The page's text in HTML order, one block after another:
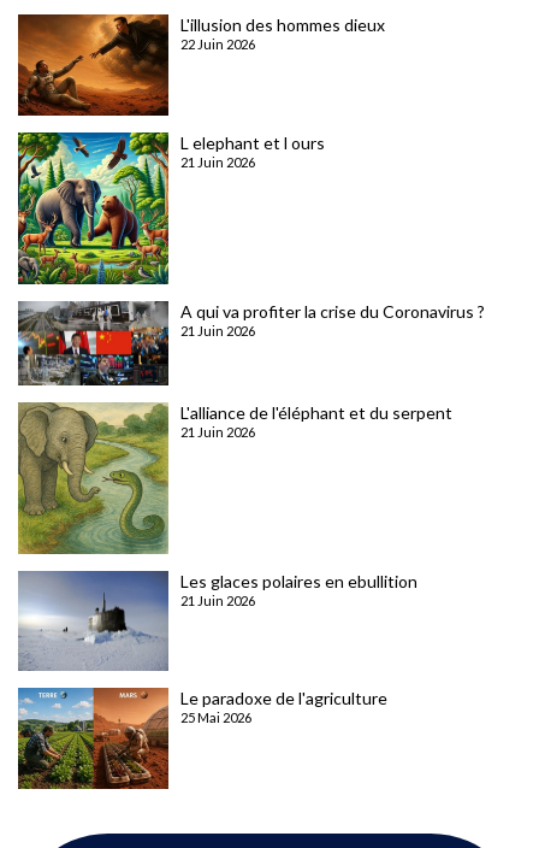
L'illusion des hommes dieux
22 Juin 2026
L elephant et l ours
21 Juin 2026
A qui va profiter la crise du Coronavirus ?
21 Juin 2026
L'alliance de l'éléphant et du serpent
21 Juin 2026
Les glaces polaires en ebullition
21 Juin 2026
Le paradoxe de l'agriculture
25 Mai 2026